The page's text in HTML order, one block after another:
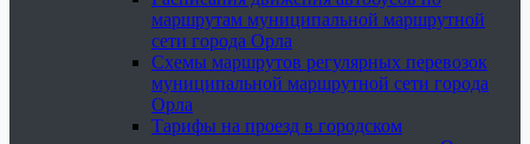
маршрутам муниципальной маршрутной
сети города Орла
Схемы маршрутов регулярных перевозок
муниципальной маршрутной сети города
Орла
Тарифы на проезд в городском